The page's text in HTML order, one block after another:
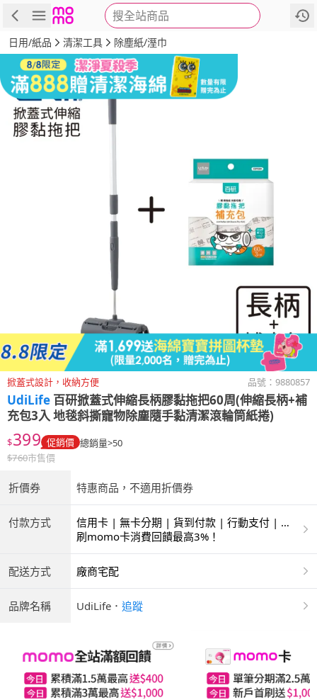
搜全站商品
商品 評價 詳情
日用/紙品 清潔工具 除塵紙/溼巾
掀蓋式設計，收納方便 品號： 9880857
UdiLife 百研掀蓋式伸縮長柄膠黏拖把60周(伸縮長柄+補
充包3入 地毯斜撕寵物除塵隨手黏清潔滾輪筒紙捲)
$399 促銷價 總銷量>50
$760市售價
折價券 特惠商品，不適用折價券
付款方式
信用卡 | 無卡分期 | 貨到付款 | 行動支付 | 超
商付款 | ATM | 銀聯卡
刷momo卡消費回饋最高3%！
配送方式 廠商宅配
品牌名稱 UdiLife ． 追蹤